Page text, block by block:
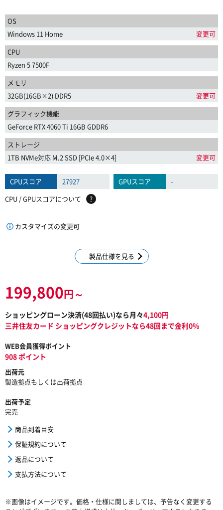
OS
Windows 11 Home
変更可
CPU
Ryzen 5 7500F
メモリ
32GB(16GB×2) DDR5
変更可
グラフィック機能
GeForce RTX 4060 Ti 16GB GDDR6
ストレージ
1TB NVMe対応 M.2 SSD [PCIe 4.0×4]
変更可
CPUスコア 27927 GPUスコア
-
CPU / GPUスコアについて
?
カスタマイズの変更可
製品仕様を見る
199,800円～
ショッピングローン決済(48回払い)なら月々4,100円
三井住友カード ショッピングクレジットなら48回まで金利0%
WEB会員獲得ポイント
908 ポイント
出荷元
製造拠点もしくは出荷拠点
出荷予定
完売
商品到着目安
保証規約について
返品について
支払方法について
※画像はイメージです。価格・仕様に関しましては、予告なく変更する